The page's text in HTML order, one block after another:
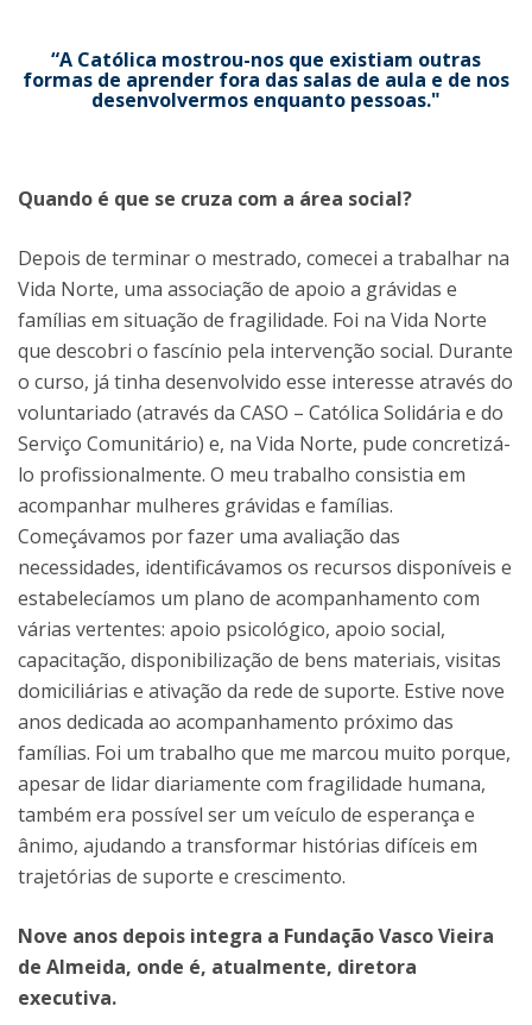
“A Católica mostrou-nos que existiam outras
formas de aprender fora das salas de aula e de nos
desenvolvermos enquanto pessoas."
Quando é que se cruza com a área social?
Depois de terminar o mestrado, comecei a trabalhar na
Vida Norte, uma associação de apoio a grávidas e
famílias em situação de fragilidade. Foi na Vida Norte
que descobri o fascínio pela intervenção social. Durante
o curso, já tinha desenvolvido esse interesse através do
voluntariado (através da CASO – Católica Solidária e do
Serviço Comunitário) e, na Vida Norte, pude concretizá-
lo profissionalmente. O meu trabalho consistia em
acompanhar mulheres grávidas e famílias.
Começávamos por fazer uma avaliação das
necessidades, identificávamos os recursos disponíveis e
estabelecíamos um plano de acompanhamento com
várias vertentes: apoio psicológico, apoio social,
capacitação, disponibilização de bens materiais, visitas
domiciliárias e ativação da rede de suporte. Estive nove
anos dedicada ao acompanhamento próximo das
famílias. Foi um trabalho que me marcou muito porque,
apesar de lidar diariamente com fragilidade humana,
também era possível ser um veículo de esperança e
ânimo, ajudando a transformar histórias difíceis em
trajetórias de suporte e crescimento.
Nove anos depois integra a Fundação Vasco Vieira
de Almeida, onde é, atualmente, diretora
executiva.